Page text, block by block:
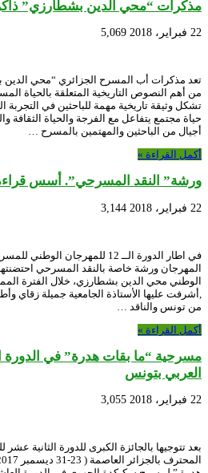
مذكرات “محي الدين بشطارزي”
22 فبراير، 2018 5,069
من أهم النصوص التاريخية المتعلقة بالحياة
تشكل وثيقة تاريخية مهمة للباحثين في التجربة
حياة مجتمع يتفاعل مع الفرجة والحياة الثقافة
أجيال من الباحثين والمهتمين بالمسرح …
أكمل القراءة »
ورشة” النقد المسرحي”. أسس قراءة
22 فبراير، 2018 3,144
في اطار الدورة الــ 12
المهرجان ورشة خاصة بالنقد المسرحي
,أشرفت عليها الأستاذة الجامعية جميلة زقاي
من تونس والناقد …
أكمل القراءة »
مسرحية “ما بقات هدرة” في الدورة
العربي بتونس
22 فبراير، 2018 3,055
بعد تتوجيها بالجائزة الكبرى للدورة الثانية